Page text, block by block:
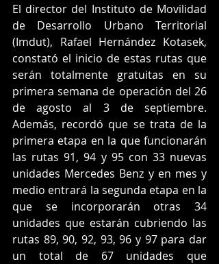
El director del Instituto de Movilidad
de Desarrollo Urbano Territorial
(Imdut), Rafael Hernández Kotasek,
constató el inicio de estas rutas que
serán totalmente gratuitas en su
primera semana de operación del 26
de agosto al 3 de septiembre.
Además, recordó que se trata de la
primera etapa en la que funcionarán
las rutas 91, 94 y 95 con 33 nuevas
unidades Mercedes Benz y en mes y
medio entrará la segunda etapa en la
que se incorporarán otras 34
unidades que estarán cubriendo las
rutas 89, 90, 92, 93, 96 y 97 para dar
un total de 67 unidades que